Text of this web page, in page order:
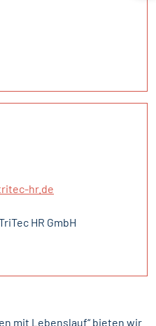
hr.de
HR GmbH
mit Lebenslauf“ bieten wir